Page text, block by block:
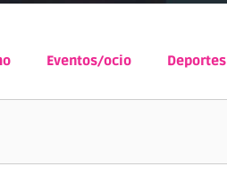
Eventos/ocio Deportes